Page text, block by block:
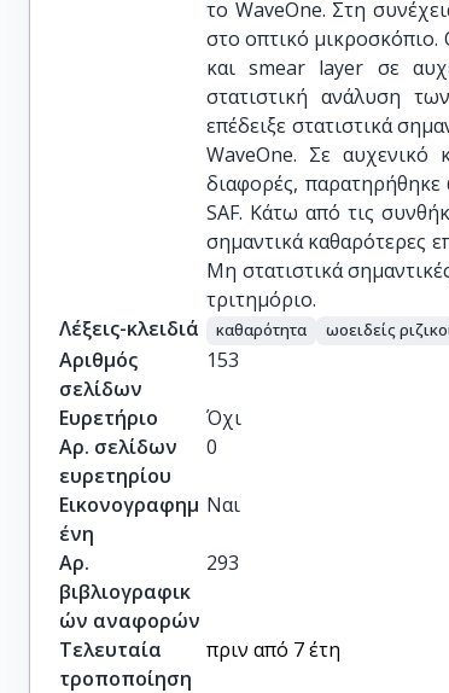
το WaveOne. Στη
στο οπτικό μικροσκόπιο.
και smear layer σε
στατιστική ανάλυση
επέδειξε στατιστικά
WaveOne. Σε αυχενικό
διαφορές,
SAF. Κάτω από τις
σημαντικά καθαρότερες
Μη στατιστικά
τριτημόριο.
Λέξεις-κλειδιά
καθαρότητα ωοειδείς
Αριθμός
σελίδων
153
Ευρετήριο
Όχι
Αρ. σελίδων
ευρετηρίου
0
Εικονογραφημ
ένη
Ναι
Αρ.
βιβλιογραφικ
ών αναφορών
293
Τελευταία
τροποποίηση
πριν από 7 έτη